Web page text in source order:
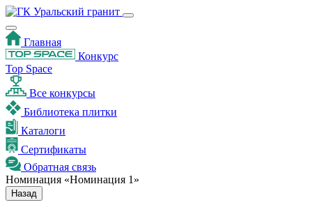
Главная
Конкурс
Top Space
Все конкурсы
Библиотека плитки
Каталоги
Сертификаты
Обратная связь
Номинация «Номинация 1»
Назад